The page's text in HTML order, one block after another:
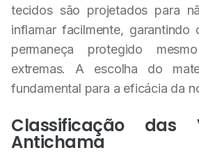
tecidos são projetados para
inflamar facilmente, garantindo
permaneça protegido
extremas. A escolha do
fundamental para a eficácia da
Classificação das
Antichama